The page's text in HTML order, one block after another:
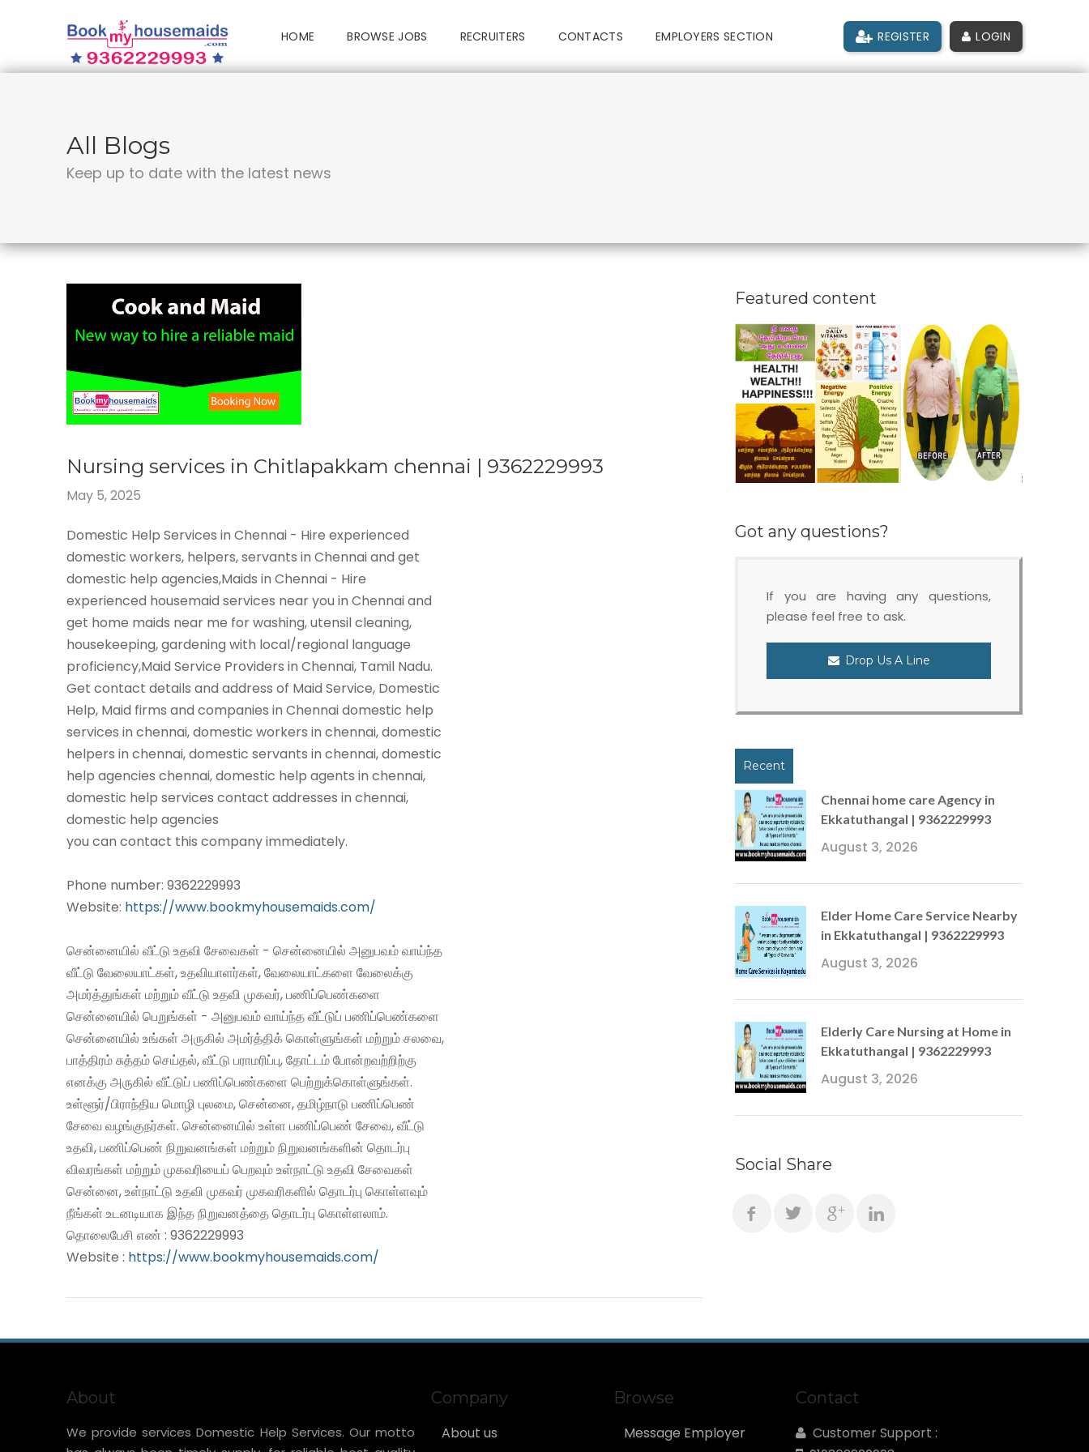
HOME BROWSE JOBS RECRUITERS CONTACTS EMPLOYERS SECTION REGISTER LOGIN
All Blogs
Keep up to date with the latest news
Nursing services in Chitlapakkam chennai | 9362229993
May 5, 2025
Domestic Help Services in Chennai - Hire experienced
domestic workers, helpers, servants in Chennai and get
domestic help agencies,Maids in Chennai - Hire
experienced housemaid services near you in Chennai and
get home maids near me for washing, utensil cleaning,
housekeeping, gardening with local/regional language
proficiency,Maid Service Providers in Chennai, Tamil Nadu.
Get contact details and address of Maid Service, Domestic
Help, Maid firms and companies in Chennai domestic help
services in chennai, domestic workers in chennai, domestic
helpers in chennai, domestic servants in chennai, domestic
help agencies chennai, domestic help agents in chennai,
domestic help services contact addresses in chennai,
domestic help agencies
you can contact this company immediately.
Phone number: 9362229993
Website: https://www.bookmyhousemaids.com/
சென்னையில் வீட்டு உதவி சேவைகள் - சென்னையில் அனுபவம் வாய்ந்த
வீட்டு வேலையாட்கள், உதவியாளர்கள், வேலையாட்களை வேலைக்கு
அமர்த்துங்கள் மற்றும் வீட்டு உதவி முகவர், பணிப்பெண்களை
சென்னையில் பெறுங்கள் - அனுபவம் வாய்ந்த வீட்டுப் பணிப்பெண்களை
சென்னையில் உங்கள் அருகில் அமர்த்திக் கொள்ளுங்கள் மற்றும் சலவை,
பாத்திரம் சுத்தம் செய்தல், வீட்டு பராமரிப்பு, தோட்டம் போன்றவற்றிற்கு
எனக்கு அருகில் வீட்டுப் பணிப்பெண்களை பெற்றுக்கொள்ளுங்கள்.
உள்ளூர்/பிராந்திய மொழி புலமை, சென்னை, தமிழ்நாடு பணிப்பெண்
சேவை வழங்குநர்கள். சென்னையில் உள்ள பணிப்பெண் சேவை, வீட்டு
உதவி, பணிப்பெண் நிறுவனங்கள் மற்றும் நிறுவனங்களின் தொடர்பு
விவரங்கள் மற்றும் முகவரியைப் பெறவும் உள்நாட்டு உதவி சேவைகள்
சென்னை, உள்நாட்டு உதவி முகவர் முகவரிகளில் தொடர்பு கொள்ளவும்
நீங்கள் உடனடியாக இந்த நிறுவனத்தை தொடர்பு கொள்ளலாம்.
தொலைபேசி எண் : 9362229993
Website : https://www.bookmyhousemaids.com/
Featured content
Got any questions?
If you are having any questions,
please feel free to ask.
Drop Us A Line
Recent
Chennai home care Agency in
Ekkatuthangal | 9362229993
August 3, 2026
Elder Home Care Service Nearby
in Ekkatuthangal | 9362229993
August 3, 2026
Elderly Care Nursing at Home in
Ekkatuthangal | 9362229993
August 3, 2026
Social Share
About
We provide services Domestic Help Services. Our motto
Company
About us
Browse
Message Employer
Contact
Customer Support :